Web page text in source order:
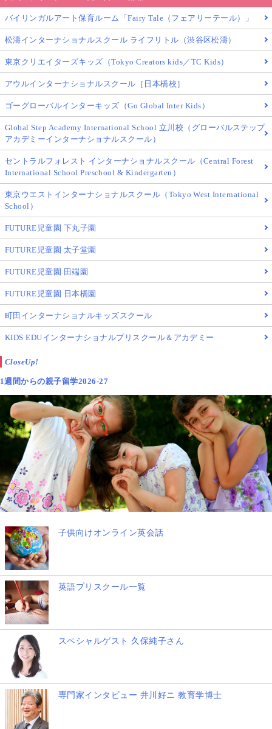
バイリンガルアート保育ルーム「Fairy Tale（フェアリーテール）」
松濤インターナショナルスクール ライフリトル（渋谷区松濤）
東京クリエイターズキッズ（Tokyo Creators kids／TC Kids）
アウルインターナショナルスクール［日本橋校］
ゴーグローバルインターキッズ（Go Global Inter Kids）
Global Step Academy International School 立川校（グローバルステップ
アカデミーインターナショナルスクール）
セントラルフォレスト インターナショナルスクール（Central Forest
International School Preschool & Kindergarten）
東京ウエストインターナショナルスクール（Tokyo West International
School）
FUTURE児童園 下丸子園
FUTURE児童園 太子堂園
FUTURE児童園 田端園
FUTURE児童園 日本橋園
町田インターナショナルキッズスクール
KIDS EDUインターナショナルプリスクール＆アカデミー
CloseUp!
1週間からの親子留学2026-27
子供向けオンライン英会話
英語プリスクール一覧
スペシャルゲスト 久保純子さん
専門家インタビュー 井川好ニ 教育学博士